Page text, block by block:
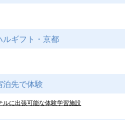
ルギフト・京都
泊先で体験
ルに出張可能な体験学習施設